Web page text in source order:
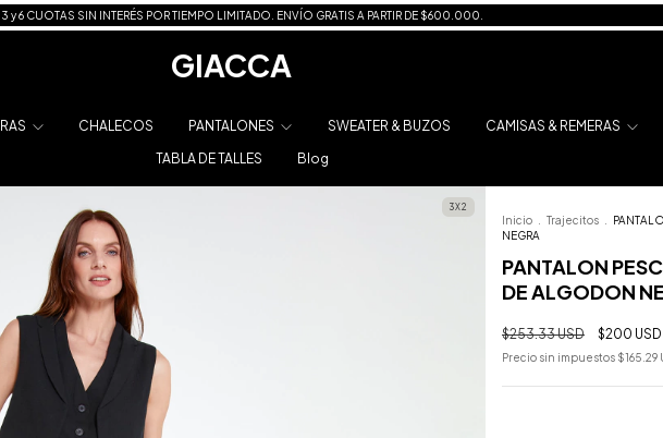
3 y 6 CUOTAS SIN INTERÉS POR TIEMPO LIMITADO. ENVÍO GRATIS A PARTIR DE $600.000.
GIACCA
CHALECOS PANTALONES SWEATER & BUZOS CAMISAS & REMERAS
TABLA DE TALLES
Blog
3X2
Inicio Trajecitos
NEGRA
PANTALON
DE ALGODON
$253.33 USD $200 USD
Precio sin impuestos $165.29